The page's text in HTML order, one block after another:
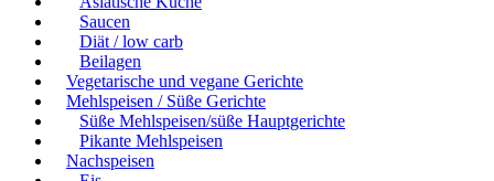
Saucen
Diät / low carb
Beilagen
Vegetarische und vegane Gerichte
Mehlspeisen / Süße Gerichte
Süße Mehlspeisen/süße Hauptgerichte
Pikante Mehlspeisen
Nachspeisen